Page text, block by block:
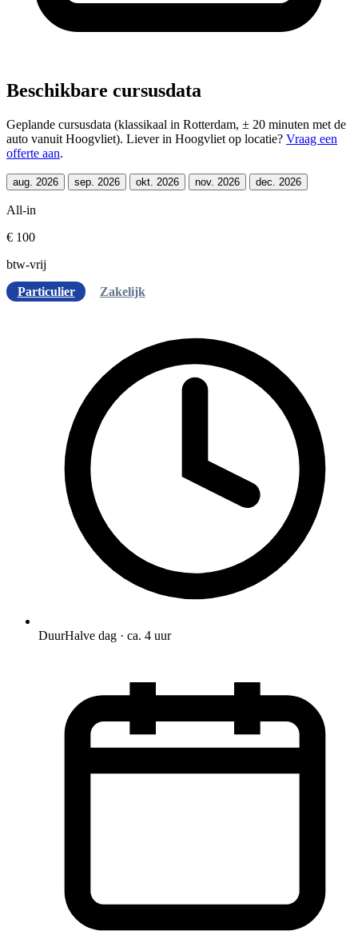
Beschikbare cursusdata
Geplande cursusdata (klassikaal in Rotterdam, ± 20 minuten met de
auto vanuit Hoogvliet). Liever in Hoogvliet op locatie? Vraag een
offerte aan.
aug. 2026 sep. 2026 okt. 2026 nov. 2026 dec. 2026
All-in
€ 100
btw-vrij
Particulier
Zakelijk
DuurHalve dag · ca. 4 uur